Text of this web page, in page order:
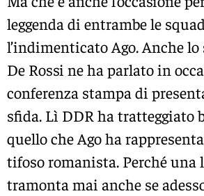
leggenda di entrambe le
l’indimenticato Ago. Anche
De Rossi ne ha parlato in
conferenza stampa di
sfida. Lì DDR ha tratteggiato
quello che Ago ha
tifoso romanista. Perché una
tramonta mai anche se